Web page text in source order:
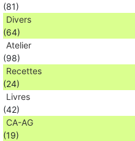
(81)
Divers
(64)
Atelier
(98)
Recettes
(24)
Livres
(42)
CA-AG
(19)